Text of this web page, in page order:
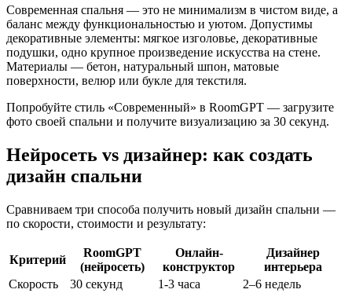
Современная спальня — это не минимализм в чистом виде, а
баланс между функциональностью и уютом. Допустимы
декоративные элементы: мягкое изголовье, декоративные
подушки, одно крупное произведение искусства на стене.
Материалы — бетон, натуральный шпон, матовые
поверхности, велюр или букле для текстиля.
Попробуйте стиль «Современный» в RoomGPT — загрузите
фото своей спальни и получите визуализацию за 30 секунд.
Нейросеть vs дизайнер: как создать
дизайн спальни
Сравниваем три способа получить новый дизайн спальни —
по скорости, стоимости и результату:
Критерий
RoomGPT
(нейросеть)
Онлайн-
конструктор
Дизайнер
интерьера
Скорость
30 секунд 1-3 часа
2–6 недель